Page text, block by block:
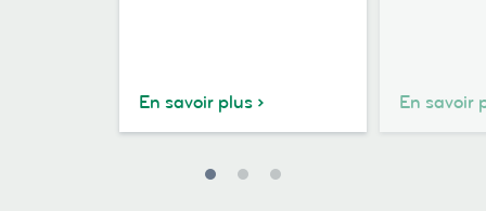
En savoir plus En savoir